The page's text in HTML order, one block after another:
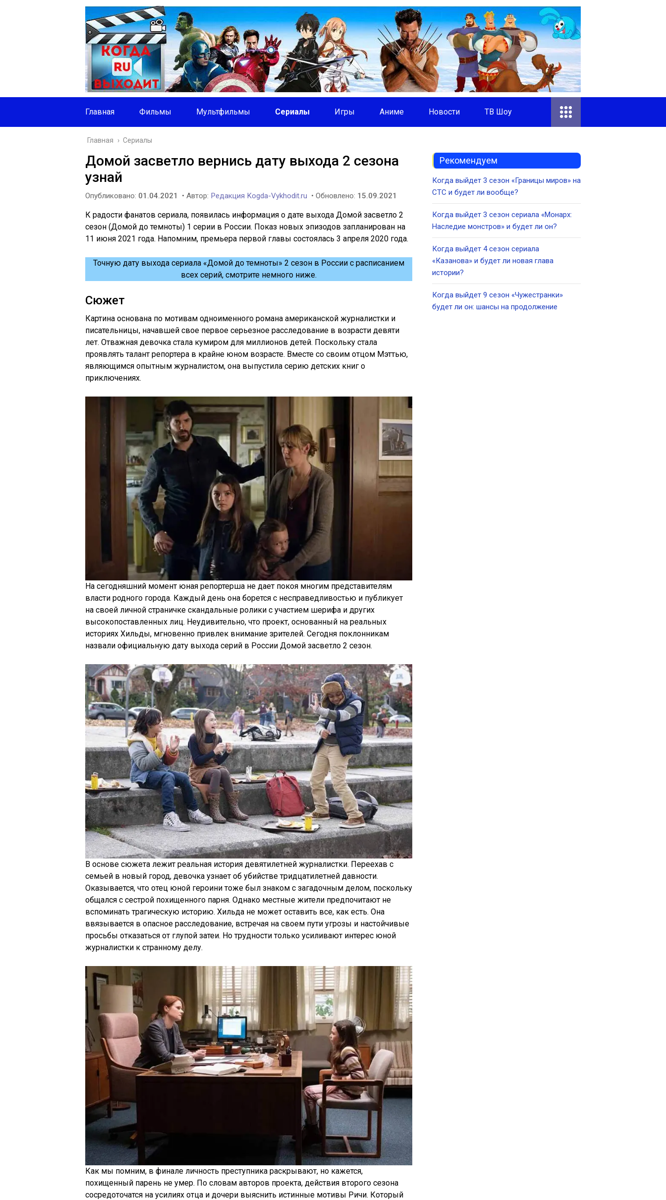
Главная Фильмы Мультфильмы Сериалы Игры Аниме Новости ТВ Шоу
Главная › Сериалы
Домой засветло вернись дату выхода 2 сезона
узнай
Опубликовано: 01.04.2021 • Автор: Редакция Kogda-Vykhodit.ru • Обновлено: 15.09.2021
К радости фанатов сериала, появилась информация о дате выхода Домой засветло 2
сезон (Домой до темноты) 1 серии в России. Показ новых эпизодов запланирован на
11 июня 2021 года. Напомним, премьера первой главы состоялась 3 апреля 2020 года.
Точную дату выхода сериала «Домой до темноты» 2 сезон в России с расписанием
всех серий, смотрите немного ниже.
Сюжет
Картина основана по мотивам одноименного романа американской журналистки и
писательницы, начавшей свое первое серьезное расследование в возрасти девяти
лет. Отважная девочка стала кумиром для миллионов детей. Поскольку стала
проявлять талант репортера в крайне юном возрасте. Вместе со своим отцом Мэттью,
являющимся опытным журналистом, она выпустила серию детских книг о
приключениях.
На сегодняшний момент юная репортерша не дает покоя многим представителям
власти родного города. Каждый день она борется с несправедливостью и публикует
на своей личной страничке скандальные ролики с участием шерифа и других
высокопоставленных лиц. Неудивительно, что проект, основанный на реальных
историях Хильды, мгновенно привлек внимание зрителей. Сегодня поклонникам
назвали официальную дату выхода серий в России Домой засветло 2 сезон.
В основе сюжета лежит реальная история девятилетней журналистки. Переехав с
семьей в новый город, девочка узнает об убийстве тридцатилетней давности.
Оказывается, что отец юной героини тоже был знаком с загадочным делом, поскольку
общался с сестрой похищенного парня. Однако местные жители предпочитают не
вспоминать трагическую историю. Хильда не может оставить все, как есть. Она
ввязывается в опасное расследование, встречая на своем пути угрозы и настойчивые
просьбы отказаться от глупой затеи. Но трудности только усиливают интерес юной
журналистки к странному делу.
Как мы помним, в финале личность преступника раскрывают, но кажется,
похищенный парень не умер. По словам авторов проекта, действия второго сезона
сосредоточатся на усилиях отца и дочери выяснить истинные мотивы Ричи. Который
Рекомендуем
Когда выйдет 3 сезон «Границы миров» на
СТС и будет ли вообще?
Когда выйдет 3 сезон сериала «Монарх:
Наследие монстров» и будет ли он?
Когда выйдет 4 сезон сериала
«Казанова» и будет ли новая глава
истории?
Когда выйдет 9 сезон «Чужестранки»
будет ли он: шансы на продолжение